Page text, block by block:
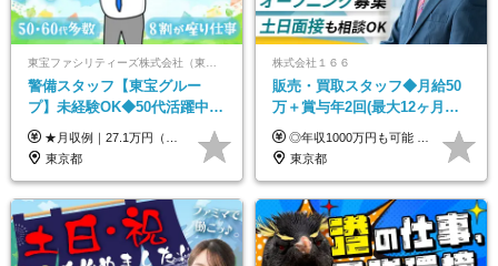
警備スタッフ【東宝グルー
プ】未経験OK◆50代活躍中
◆1勤務で2日分休み◆8割が座
り仕事◆賞与年2回
★月収例｜27.1万円（月給+残業代2.4万円+資格手当0.2万円+家族手当0.85万円） ★賞与年2回＆充実した手当あり！ ■月給23万6,500円～＋賞与年2回＋各種手当 ┗月給には職務手当19,500円、調整手当15,000円、住宅手当18,500円、契約社員手当1,500円を含みます ※試用期間4ヶ月(期間中の給与・待遇の差異はありません) ━━━━━━━━━━ 各種手当も充実！ ━━━━━━━━━━ ★家族手当 ★役付手当 ★資格手当 ★年末年始勤務手当 ★交通費支給（月5万円以内／6ヶ月分の定期代を支給） ★残業・深夜残業手当（全額支給） ━━━━━━━━━━ 給与支給日は毎月25日です ━━━━━━━━━━ 例：1月1日付入社の場合 1月25日に基本給+変動しない手当を支給 2月25日に前月分の残業手当など変動する手当を支給
東京都
株式会社１６６
販売・買取スタッフ◆月給50
万＋賞与年2回(最大12ヶ月分
支給)◆前職給与保証◆年収
1000万可◆オープニング
◎年収1000万円も可能 ◎複雑な条件やノルマは一切なし！ 頑張った分だけシンプルに還元される給与体系です。 経験者の方には「前職給与保証」をお約束します！ ■月給50万円～80万円（役職手当を含む） ★平均月収：60～70万円程度 ★「〇件以上で支給」といった複雑な条件やノルマの縛りは一切ありません。 お客様に寄り添い、利益が出た分はしっかりとあなたの給与へ還元します！ ※経験・能力を考慮のうえ決定します。 ※試用期間3ヶ月あり。その間の待遇・給与に差異はありません。 ※上記の金額は固定残業代（20時間/5万円～）含んだ金額です。 超過分は別途記載します。
東京都